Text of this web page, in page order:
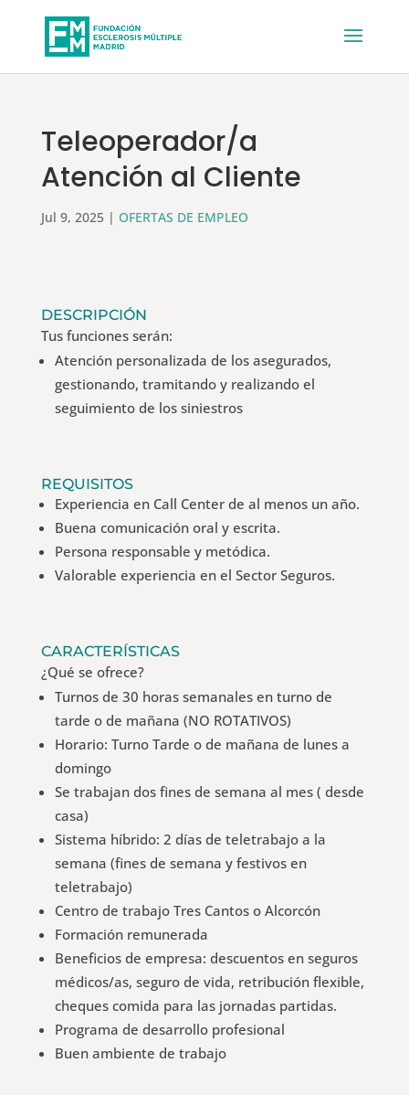
Teleoperador/a
Atención al Cliente
Jul 9, 2025| OFERTAS DE EMPLEO
DESCRIPCIÓN
Tus funciones serán:
Atención personalizada de los asegurados,
gestionando, tramitando y realizando el
seguimiento de los siniestros
REQUISITOS
Experiencia en Call Center de al menos un año.
Buena comunicación oral y escrita.
Persona responsable y metódica.
Valorable experiencia en el Sector Seguros.
CARACTERÍSTICAS
¿Qué se ofrece?
Turnos de 30 horas semanales en turno de
tarde o de mañana (NO ROTATIVOS)
Horario: Turno Tarde o de mañana de lunes a
domingo
Se trabajan dos fines de semana al mes ( desde
casa)
Sistema híbrido: 2 días de teletrabajo a la
semana (fines de semana y festivos en
teletrabajo)
Centro de trabajo Tres Cantos o Alcorcón
Formación remunerada
Beneficios de empresa: descuentos en seguros
médicos/as, seguro de vida, retribución flexible,
cheques comida para las jornadas partidas.
Programa de desarrollo profesional
Buen ambiente de trabajo